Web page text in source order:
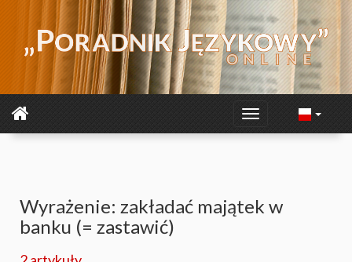
Wyrażenie: zakładać majątek w
banku (= zastawić)